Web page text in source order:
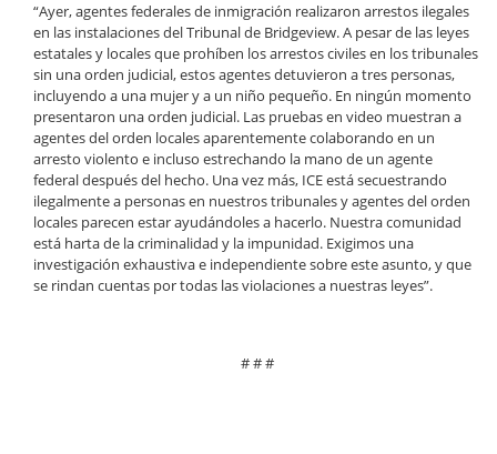
“Ayer, agentes federales de inmigración realizaron arrestos ilegales
en las instalaciones del Tribunal de Bridgeview. A pesar de las leyes
estatales y locales que prohíben los arrestos civiles en los tribunales
sin una orden judicial, estos agentes detuvieron a tres personas,
incluyendo a una mujer y a un niño pequeño. En ningún momento
presentaron una orden judicial. Las pruebas en video muestran a
agentes del orden locales aparentemente colaborando en un
arresto violento e incluso estrechando la mano de un agente
federal después del hecho. Una vez más, ICE está secuestrando
ilegalmente a personas en nuestros tribunales y agentes del orden
locales parecen estar ayudándoles a hacerlo. Nuestra comunidad
está harta de la criminalidad y la impunidad. Exigimos una
investigación exhaustiva e independiente sobre este asunto, y que
se rindan cuentas por todas las violaciones a nuestras leyes”.
# # #